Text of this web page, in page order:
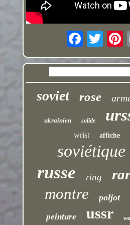
soviet rose
ukrainien solide
wrist affiche
soviétique
russe ring
montre poljot
peinture
ussr